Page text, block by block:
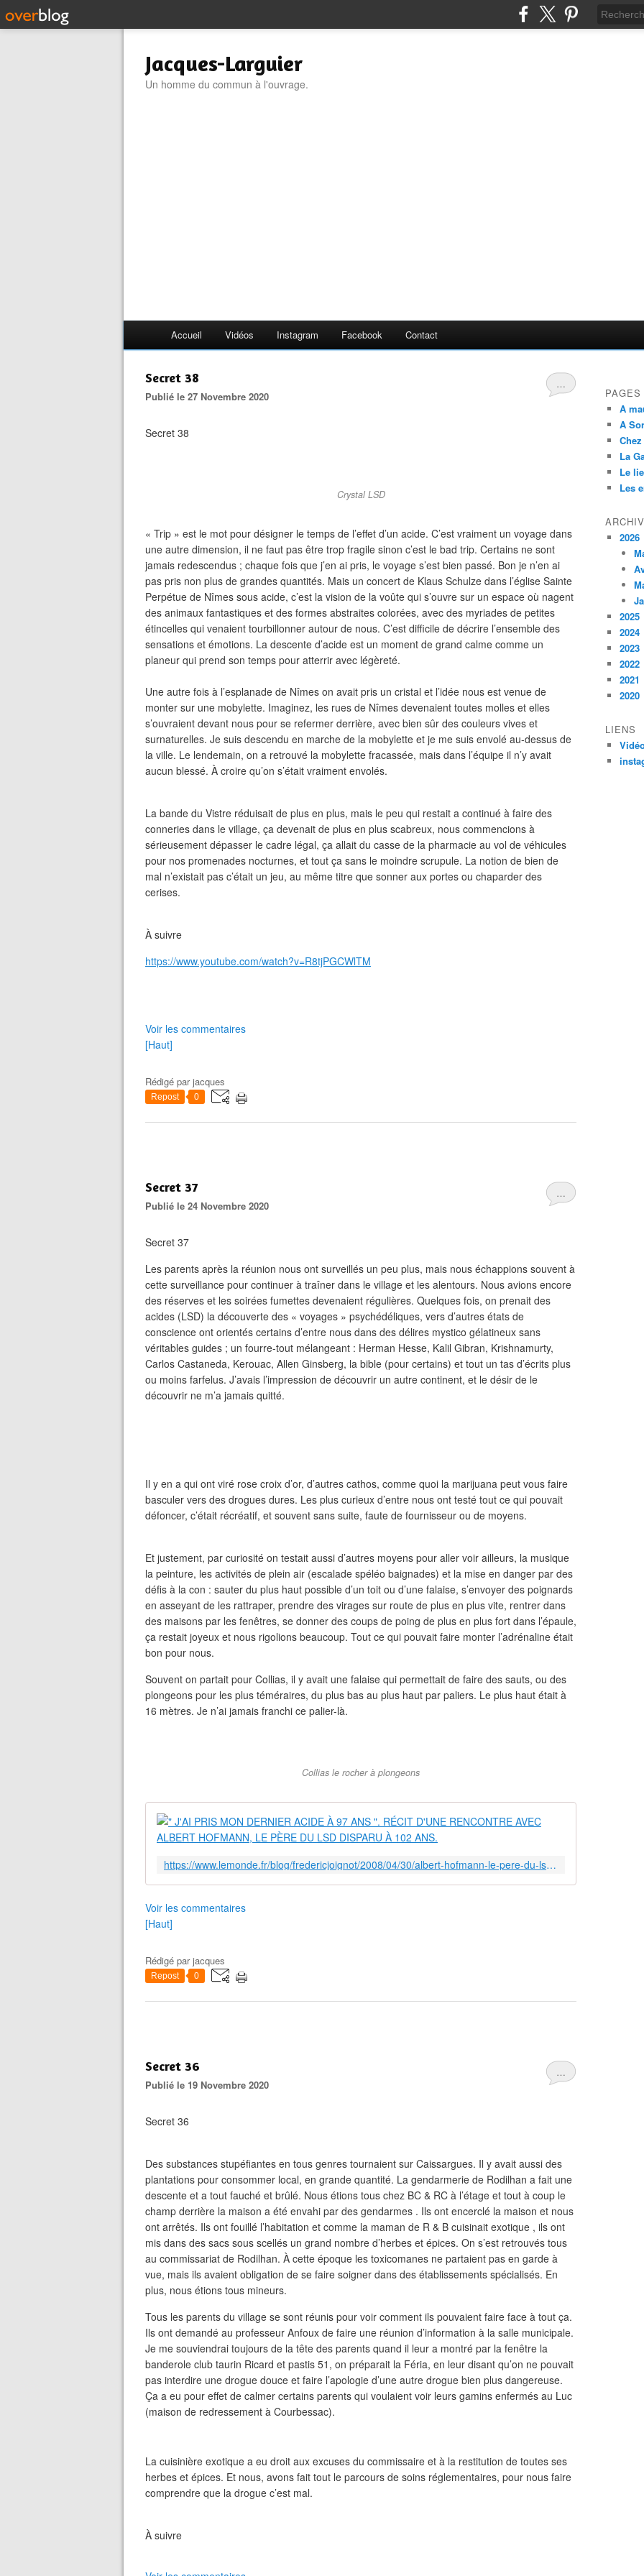
Jacques-Larguier
Un homme du commun à l'ouvrage.
Accueil Vidéos Instagram Facebook Contact
…
Secret 38
Publié le 27 Novembre 2020
Secret 38
Crystal LSD
« Trip » est le mot pour désigner le temps de l’effet d’un acide. C’est vraiment un voyage dans
une autre dimension, il ne faut pas être trop fragile sinon c’est le bad trip. Certains ne sont
jamais redescendus ; chaque fois que j’en ai pris, le voyage s’est bien passé. Bon je n’en ai
pas pris non plus de grandes quantités. Mais un concert de Klaus Schulze dans l’église Sainte
Perpétue de Nîmes sous acide, c’est la vision de la voûte qui s’ouvre sur un espace où nagent
des animaux fantastiques et des formes abstraites colorées, avec des myriades de petites
étincelles qui venaient tourbillonner autour de nous. C’est difficile de décrire l’ensemble des
sensations et émotions. La descente d’acide est un moment de grand calme comme un
planeur qui prend son temps pour atterrir avec légèreté.
Une autre fois à l’esplanade de Nîmes on avait pris un cristal et l’idée nous est venue de
monter sur une mobylette. Imaginez, les rues de Nîmes devenaient toutes molles et elles
s’ouvraient devant nous pour se refermer derrière, avec bien sûr des couleurs vives et
surnaturelles. Je suis descendu en marche de la mobylette et je me suis envolé au-dessus de
la ville. Le lendemain, on a retrouvé la mobylette fracassée, mais dans l’équipe il n’y avait
aucun blessé. À croire qu’on s’était vraiment envolés.
La bande du Vistre réduisait de plus en plus, mais le peu qui restait a continué à faire des
conneries dans le village, ça devenait de plus en plus scabreux, nous commencions à
sérieusement dépasser le cadre légal, ça allait du casse de la pharmacie au vol de véhicules
pour nos promenades nocturnes, et tout ça sans le moindre scrupule. La notion de bien de
mal n’existait pas c’était un jeu, au même titre que sonner aux portes ou chaparder des
cerises.
À suivre
https://www.youtube.com/watch?v=R8tjPGCWlTM
Voir les commentaires
[Haut]
Rédigé parjacques
Repost 0
…
Secret 37
Publié le 24 Novembre 2020
Secret 37
Les parents après la réunion nous ont surveillés un peu plus, mais nous échappions souvent à
cette surveillance pour continuer à traîner dans le village et les alentours. Nous avions encore
des réserves et les soirées fumettes devenaient régulières. Quelques fois, on prenait des
acides (LSD) la découverte des « voyages » psychédéliques, vers d’autres états de
conscience ont orientés certains d’entre nous dans des délires mystico gélatineux sans
véritables guides ; un fourre-tout mélangeant : Herman Hesse, Kalil Gibran, Krishnamurty,
Carlos Castaneda, Kerouac, Allen Ginsberg, la bible (pour certains) et tout un tas d’écrits plus
ou moins farfelus. J’avais l’impression de découvrir un autre continent, et le désir de le
découvrir ne m’a jamais quitté.
Il y en a qui ont viré rose croix d’or, d’autres cathos, comme quoi la marijuana peut vous faire
basculer vers des drogues dures. Les plus curieux d’entre nous ont testé tout ce qui pouvait
défoncer, c’était récréatif, et souvent sans suite, faute de fournisseur ou de moyens.
Et justement, par curiosité on testait aussi d’autres moyens pour aller voir ailleurs, la musique
la peinture, les activités de plein air (escalade spéléo baignades) et la mise en danger par des
défis à la con : sauter du plus haut possible d’un toit ou d’une falaise, s’envoyer des poignards
en asseyant de les rattraper, prendre des virages sur route de plus en plus vite, rentrer dans
des maisons par les fenêtres, se donner des coups de poing de plus en plus fort dans l’épaule,
ça restait joyeux et nous rigolions beaucoup. Tout ce qui pouvait faire monter l’adrénaline était
bon pour nous.
Souvent on partait pour Collias, il y avait une falaise qui permettait de faire des sauts, ou des
plongeons pour les plus téméraires, du plus bas au plus haut par paliers. Le plus haut était à
16 mètres. Je n’ai jamais franchi ce palier-là.
Collias le rocher à plongeons
https://www.lemonde.fr/blog/fredericjoignot/2008/04/30/albert-hofmann-le-pere-du-lsd-disparait-a-102-ans-apres-avoir-ete-fete-au-world-psychedelic-forum-bale/
Voir les commentaires
[Haut]
Rédigé parjacques
Repost 0
…
Secret 36
Publié le 19 Novembre 2020
Secret 36
Des substances stupéfiantes en tous genres tournaient sur Caissargues. Il y avait aussi des
plantations pour consommer local, en grande quantité. La gendarmerie de Rodilhan a fait une
descente et a tout fauché et brûlé. Nous étions tous chez BC & RC à l’étage et tout à coup le
champ derrière la maison a été envahi par des gendarmes . Ils ont encerclé la maison et nous
ont arrêtés. Ils ont fouillé l’habitation et comme la maman de R & B cuisinait exotique , ils ont
mis dans des sacs sous scellés un grand nombre d’herbes et épices. On s’est retrouvés tous
au commissariat de Rodilhan. À cette époque les toxicomanes ne partaient pas en garde à
vue, mais ils avaient obligation de se faire soigner dans des établissements spécialisés. En
plus, nous étions tous mineurs.
Tous les parents du village se sont réunis pour voir comment ils pouvaient faire face à tout ça.
Ils ont demandé au professeur Anfoux de faire une réunion d’information à la salle municipale.
Je me souviendrai toujours de la tête des parents quand il leur a montré par la fenêtre la
banderole club taurin Ricard et pastis 51, on préparait la Féria, en leur disant qu’on ne pouvait
pas interdire une drogue douce et faire l’apologie d’une autre drogue bien plus dangereuse.
Ça a eu pour effet de calmer certains parents qui voulaient voir leurs gamins enfermés au Luc
(maison de redressement à Courbessac).
La cuisinière exotique a eu droit aux excuses du commissaire et à la restitution de toutes ses
herbes et épices. Et nous, avons fait tout le parcours de soins réglementaires, pour nous faire
comprendre que la drogue c’est mal.
À suivre
PAGES
A
A
La
Le
Les
2026
2025
2024
2023
2022
2021
2020
LIENS